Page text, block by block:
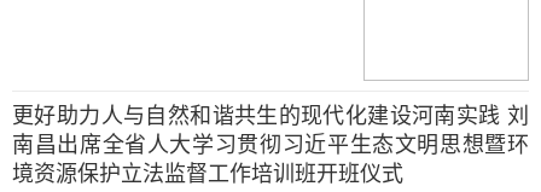
更好助力人与自然和谐共生的现代化建设河南实践 刘
南昌出席全省人大学习贯彻习近平生态文明思想暨环
境资源保护立法监督工作培训班开班仪式